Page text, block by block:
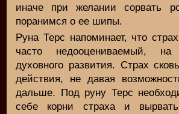
иначе при желании сорвать
поранимся о ее шипы.
Руна Терс напоминает, что
часто недооцениваемый,
духовного развития. Страх
действия, не давая
дальше. Под руну Терс
себе корни страха и